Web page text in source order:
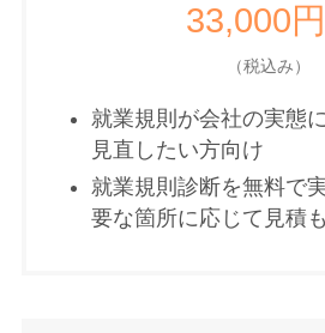
33,000
（税込み）
就業規則が会社の実態
見直したい方向け
就業規則診断を無料で
要な箇所に応じて見積